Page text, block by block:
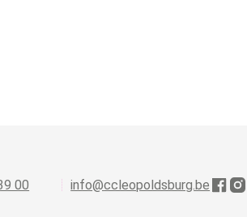
00 info@ccleopoldsburg.be